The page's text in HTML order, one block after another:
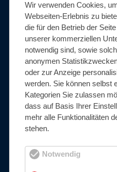
Spezial-
1.4539
904L
Wir verwenden Cookies,
Webseiten-Erlebnis zu
die für den Betrieb der
unserer kommerziellen
notwendig sind, sowie
anonymen
oder zur Anzeige
werden. Sie können selbst
Kategorien Sie zulassen
dass auf Basis Ihrer
mehr alle Funktionalitäten
stehen.
Notwendig